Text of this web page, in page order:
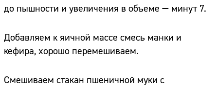
до пышности и увеличения в объеме — минут 7.
Добавляем к яичной массе смесь манки и
кефира, хорошо перемешиваем.
Смешиваем стакан пшеничной муки с